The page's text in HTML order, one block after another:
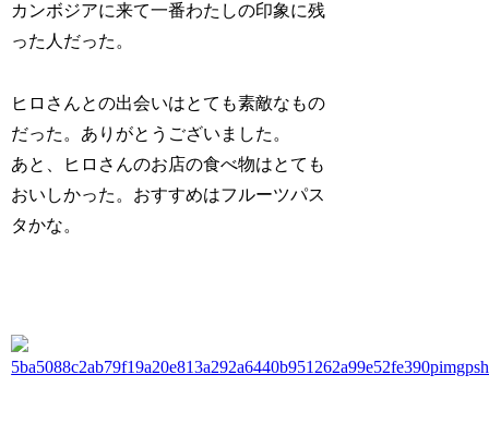
カンボジアに来て一番わたしの印象に残
った人だった。
ヒロさんとの出会いはとても素敵なもの
だった。ありがとうございました。
あと、ヒロさんのお店の食べ物はとても
おいしかった。おすすめはフルーツパス
タかな。